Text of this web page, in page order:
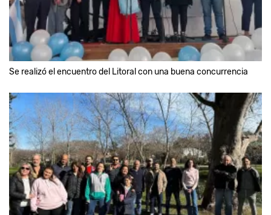
Se realizó el encuentro del Litoral con una buena concurrencia